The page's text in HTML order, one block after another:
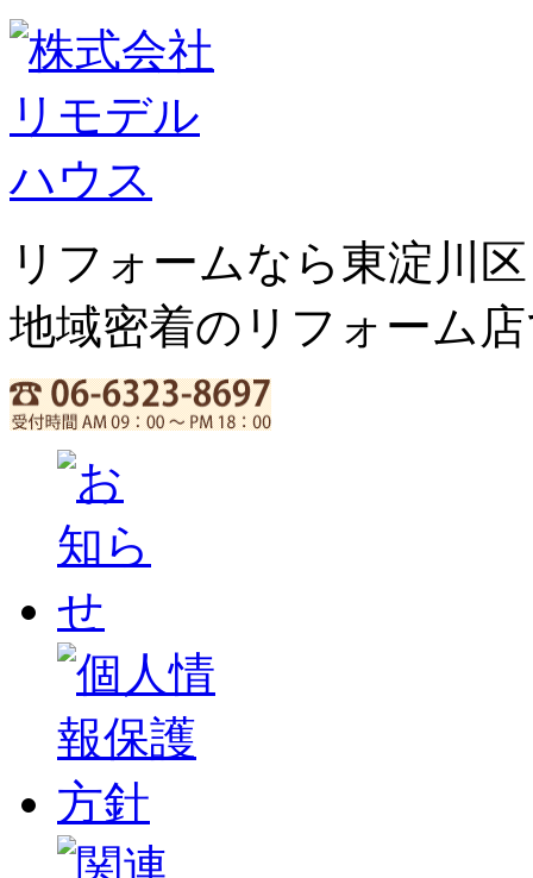
リフォームなら東淀
地域密着のリフォーム